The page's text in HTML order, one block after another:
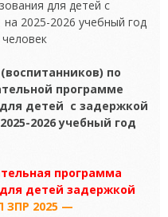
для детей с
2025-2026 учебный год
по
программе
детей с задержкой
2026 учебный год
программа
детей задержкой
ЗПР 2025 —